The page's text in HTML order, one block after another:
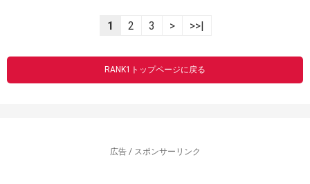
1 2 3 > >>|
RANK1トップページに戻る
広告 / スポンサーリンク